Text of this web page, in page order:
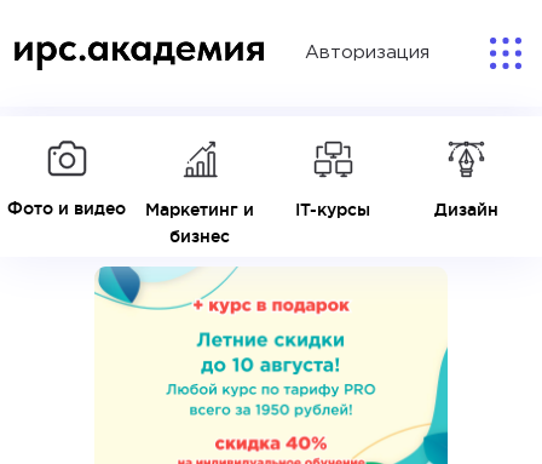
Авторизация
Фото и видео
Маркетинг и
бизнес
IT-курсы Дизайн